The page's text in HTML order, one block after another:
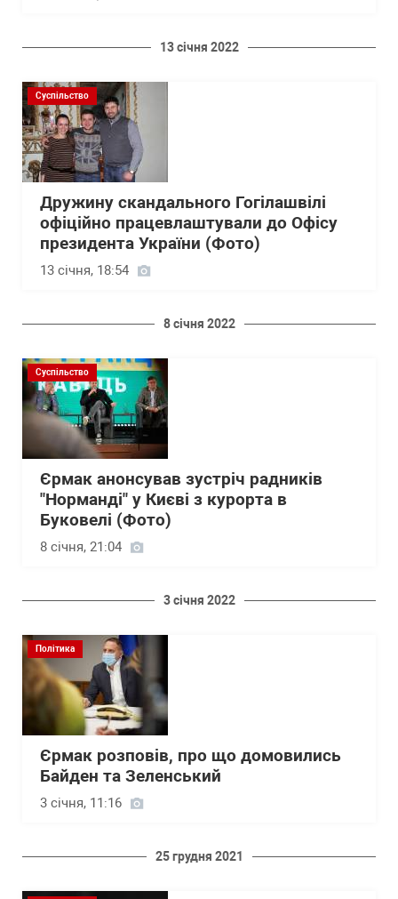
13 січня 2022
Суспільство
Дружину скандального Гогілашвілі
офіційно працевлаштували до Офісу
президента України (Фото)
13 січня, 18:54
8 січня 2022
Суспільство
Єрмак анонсував зустріч радників
"Норманді" у Києві з курорта в
Буковелі (Фото)
8 січня, 21:04
3 січня 2022
Політика
Єрмак розповів, про що домовились
Байден та Зеленський
3 січня, 11:16
25 грудня 2021